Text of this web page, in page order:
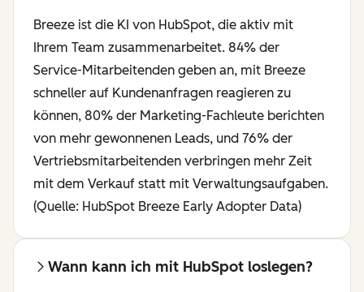
Breeze ist die KI von HubSpot, die aktiv mit
Ihrem Team zusammenarbeitet. 84% der
Service-Mitarbeitenden geben an, mit Breeze
schneller auf Kundenanfragen reagieren zu
können, 80% der Marketing-Fachleute berichten
von mehr gewonnenen Leads, und 76% der
Vertriebsmitarbeitenden verbringen mehr Zeit
mit dem Verkauf statt mit Verwaltungsaufgaben.
(Quelle: HubSpot Breeze Early Adopter Data)
Wann kann ich mit HubSpot loslegen?